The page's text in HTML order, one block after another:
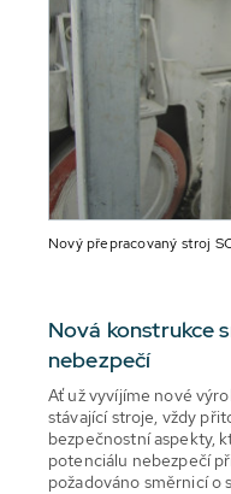
Nový přepracovaný stroj
Nová konstrukce
nebezpečí
Ať už vyvíjíme nové
stávající stroje, vždy
bezpečnostní aspekty,
potenciálu nebezpečí
požadováno směrnicí o